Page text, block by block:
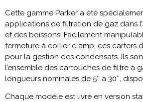
Cette gamme Parker a été
applications de filtration de gaz dans
et des boissons. Facilement
fermeture à collier clamp, ces carters
pour la gestion des condensats. Ils
l’ensemble des cartouches de filtre à
longueurs nominales de 5″ à 30″,
Chaque modèle est livré en version